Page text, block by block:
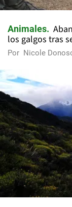
Animales
los galgos tras
Por Nicole